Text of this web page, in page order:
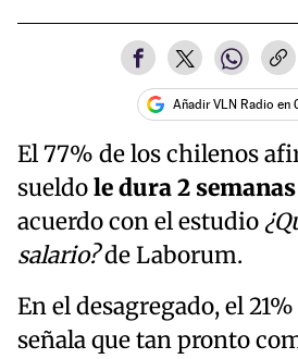
Añadir VLN Radio en
El 77% de los chilenos
sueldole dura 2
acuerdo con el estudio
salario?de Laborum.
En el desagregado, el
señala que tan pronto